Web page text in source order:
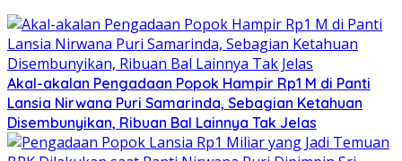
Akal-akalan Pengadaan Popok Hampir Rp1 M di Panti
Lansia Nirwana Puri Samarinda, Sebagian Ketahuan
Disembunyikan, Ribuan Bal Lainnya Tak Jelas